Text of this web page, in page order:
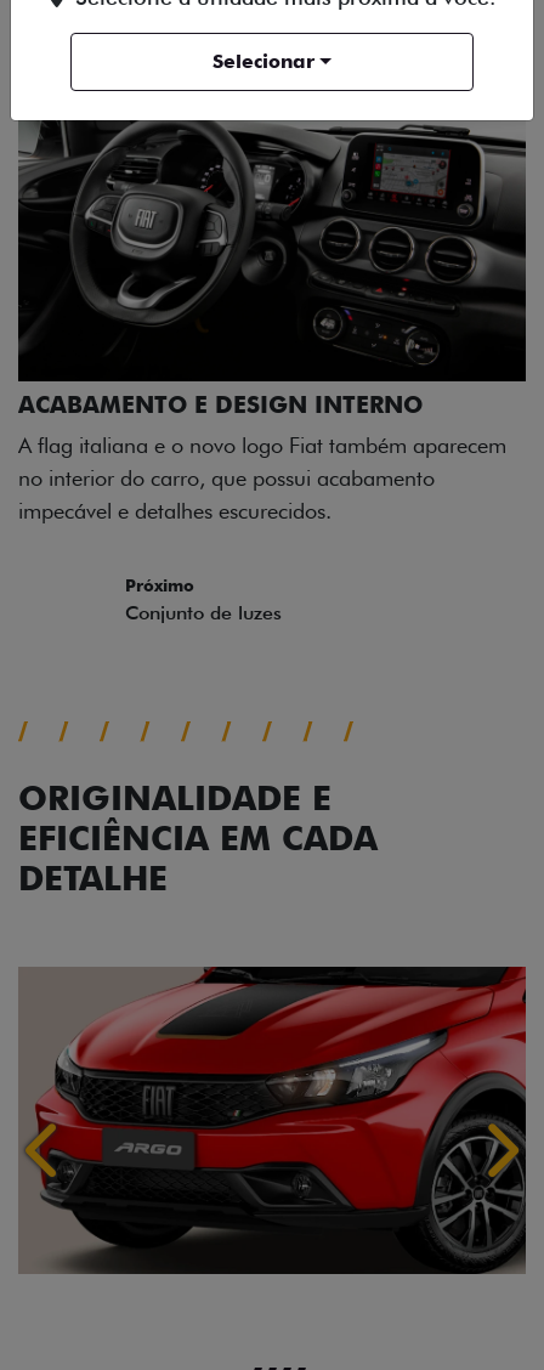
ACABAMENTO E DESIGN INTERNO
A flag italiana e o novo logo Fiat também aparecem
no interior do carro, que possui acabamento
impecável e detalhes escurecidos.
Próximo
Conjunto de luzes
ORIGINALIDADE E
EFICIÊNCIA EM CADA
DETALHE
Anterior
Selecionar